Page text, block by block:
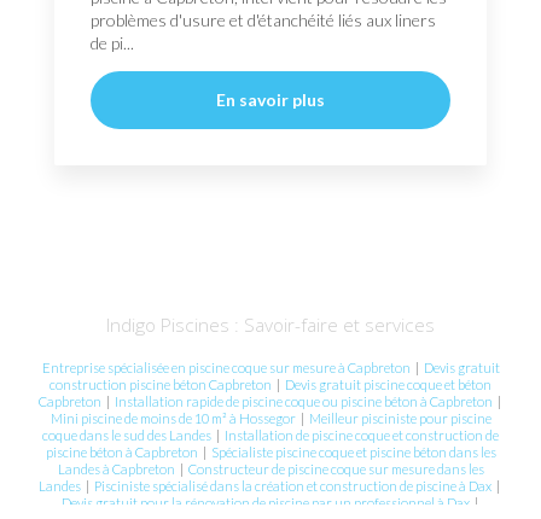
problèmes d'usure et d'étanchéité liés aux liners
de pi...
En savoir plus
Indigo Piscines : Savoir-faire et services
Entreprise spécialisée en piscine coque sur mesure à Capbreton
Devis gratuit
construction piscine béton Capbreton
Devis gratuit piscine coque et béton
Capbreton
Installation rapide de piscine coque ou piscine béton à Capbreton
Mini piscine de moins de 10 m² à Hossegor|
Meilleur pisciniste pour piscine
coque dans le sud des Landes
Installation de piscine coque et construction de
piscine béton à Capbreton
Spécialiste piscine coque et piscine béton dans les
Landes à Capbreton
Constructeur de piscine coque sur mesure dans les
Landes
Pisciniste spécialisé dans la création et construction de piscine à Dax
Devis gratuit pour la rénovation de piscine par un professionnel à Dax|